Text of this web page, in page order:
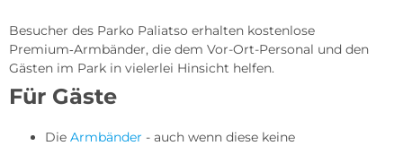
Besucher des Parko Paliatso erhalten kostenlose
Premium‑Armbänder, die dem Vor-Ort-Personal und den
Gästen im Park in vielerlei Hinsicht helfen.
Für Gäste
Die Armbänder - auch wenn diese keine